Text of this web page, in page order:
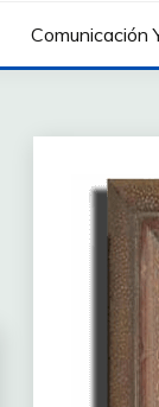
Comunicación